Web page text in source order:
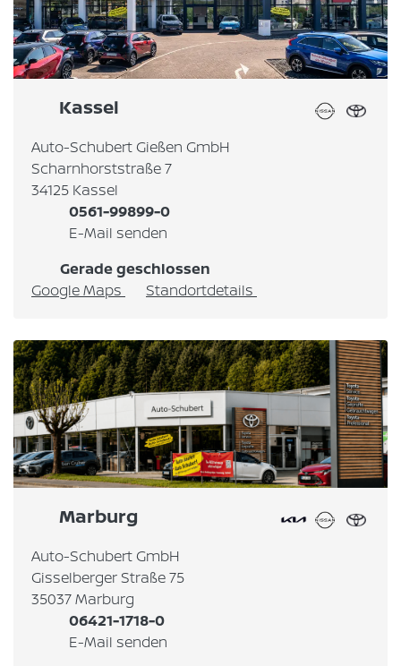
Kassel
Auto-Schubert Gießen GmbH
Scharnhorststraße 7
34125 Kassel
0561-99899-0
E-Mail senden
Gerade geschlossen
Google Maps
Standortdetails
Marburg
Auto-Schubert GmbH
Gisselberger Straße 75
35037 Marburg
06421-1718-0
E-Mail senden